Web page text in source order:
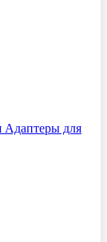
Адаптеры для